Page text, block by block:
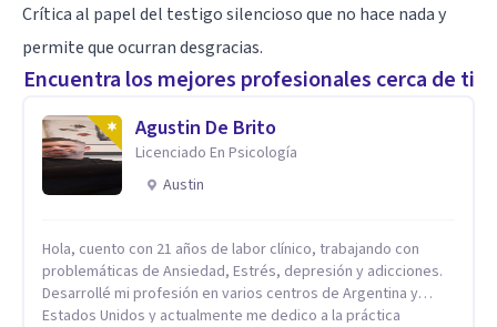
Crítica al papel del testigo silencioso que no hace nada y
permite que ocurran desgracias.
Encuentra los mejores profesionales cerca de ti
Agustin De Brito
Licenciado En Psicología
Austin
Hola, cuento con 21 años de labor clínico, trabajando con
problemáticas de Ansiedad, Estrés, depresión y adicciones.
Desarrollé mi profesión en varios centros de Argentina y
Estados Unidos y actualmente me dedico a la práctica